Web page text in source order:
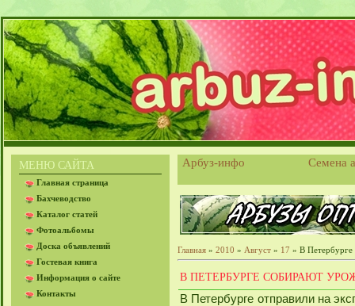
МЕНЮ САЙТА
Главная страница
Бахчеводство
Каталог статей
Фотоальбомы
Доска объявлений
Гостевая книга
Информация о сайте
Контакты
Арбуз-инфо Семена
Главная » 2010 » Август » 17 » В
В ПЕТЕРБУРГЕ СОБИРАЮТ
В Петербурге отправили на